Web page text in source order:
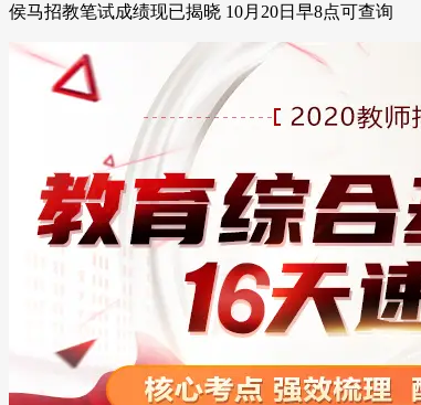
侯马招教笔试成绩现已揭晓 10月20日早8点可查询